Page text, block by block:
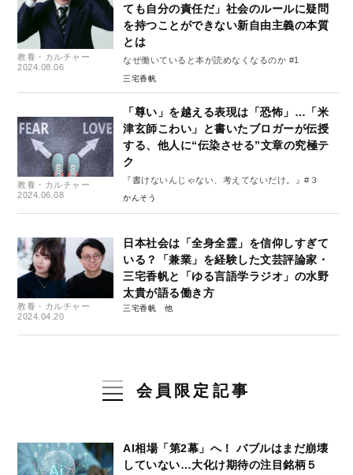
教養・カルチャー
2024.08.06
ても自分の責任だ」社会のルールに疑問
を持つことができない新自由主義の本質
とは
なぜ働いていると本が読めなくなるのか #1
三宅香帆
教養・カルチャー
2024.06.08
「尊い」を越える表現は「恐怖」…「米
津玄師こわい」と書いたブロガーが伝授
する、他人に“伝染させる”文章の究極テ
ク
『書けないんじゃない、考えてないだけ。』#３
かんそう
教養・カルチャー
2024.04.20
日本社会は「全身全霊」を信仰しすぎて
いる？「兼業」を経験した文芸評論家・
三宅香帆と「ゆる言語学ラジオ」の水野
太貴が語る働き方
三宅香帆
会員限定記事
AI相場「第2幕」へ！ バブルはまだ崩壊
していない…大化け期待の注目銘柄５